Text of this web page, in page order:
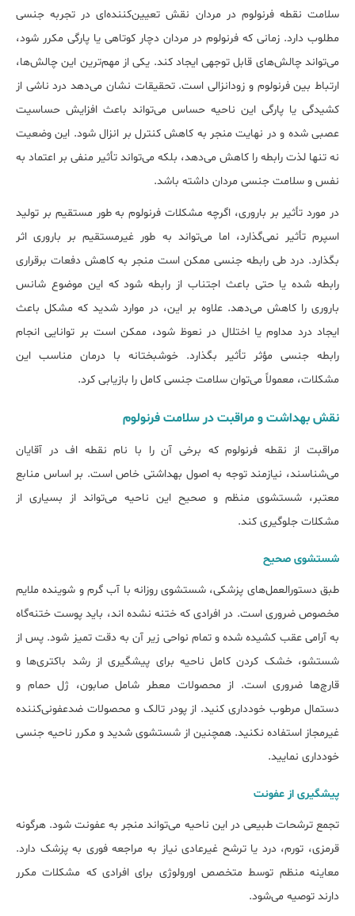
سلامت نقطه فرنولوم در مردان نقش تعیین‌کننده‌ای در تجربه جنسی
مطلوب دارد. زمانی که فرنولوم در مردان دچار کوتاهی یا پارگی مکرر شود،
می‌تواند چالش‌های قابل توجهی ایجاد کند. یکی از مهم‌ترین این چالش‌ها،
ارتباط بین فرنولوم و زودانزالی است. تحقیقات نشان می‌دهد درد ناشی از
کشیدگی یا پارگی این ناحیه حساس می‌تواند باعث افزایش حساسیت
عصبی شده و در نهایت منجر به کاهش کنترل بر انزال شود. این وضعیت
نه تنها لذت رابطه را کاهش می‌دهد، بلکه می‌تواند تأثیر منفی بر اعتماد به
نفس و سلامت جنسی مردان داشته باشد.
در مورد تأثیر بر باروری، اگرچه مشکلات فرنولوم به طور مستقیم بر تولید
اسپرم تأثیر نمی‌گذارد، اما می‌تواند به طور غیرمستقیم بر باروری اثر
بگذارد. درد طی رابطه جنسی ممکن است منجر به کاهش دفعات برقراری
رابطه شده یا حتی باعث اجتناب از رابطه شود که این موضوع شانس
باروری را کاهش می‌دهد. علاوه بر این، در موارد شدید که مشکل باعث
ایجاد درد مداوم یا اختلال در نعوظ شود، ممکن است بر توانایی انجام
رابطه جنسی مؤثر تأثیر بگذارد. خوشبختانه با درمان مناسب این
مشکلات، معمولاً می‌توان سلامت جنسی کامل را بازیابی کرد.
نقش بهداشت و مراقبت در سلامت فرنولوم
مراقبت از نقطه فرنولوم که برخی آن را با نام نقطه اف در آقایان
می‌شناسند، نیازمند توجه به اصول بهداشتی خاص است. بر اساس منابع
معتبر، شستشوی منظم و صحیح این ناحیه می‌تواند از بسیاری از
مشکلات جلوگیری کند.
شستشوی صحیح
طبق دستورالعمل‌های پزشکی، شستشوی روزانه با آب گرم و شوینده ملایم
مخصوص ضروری است. در افرادی که ختنه نشده اند، باید پوست ختنه‌گاه
به آرامی عقب کشیده شده و تمام نواحی زیر آن به دقت تمیز شود. پس از
شستشو، خشک کردن کامل ناحیه برای پیشگیری از رشد باکتری‌ها و
قارچ‌ها ضروری است. از محصولات معطر شامل صابون، ژل حمام و
دستمال مرطوب خودداری کنید. از پودر تالک و محصولات ضدعفونی‌کننده
غیرمجاز استفاده نکنید. همچنین از شستشوی شدید و مکرر ناحیه جنسی
خودداری نمایید.
پیشگیری از عفونت
تجمع ترشحات طبیعی در این ناحیه می‌تواند منجر به عفونت شود. هرگونه
قرمزی، تورم، درد یا ترشح غیرعادی نیاز به مراجعه فوری به پزشک دارد.
معاینه منظم توسط متخصص اورولوژی برای افرادی که مشکلات مکرر
دارند توصیه می‌شود.